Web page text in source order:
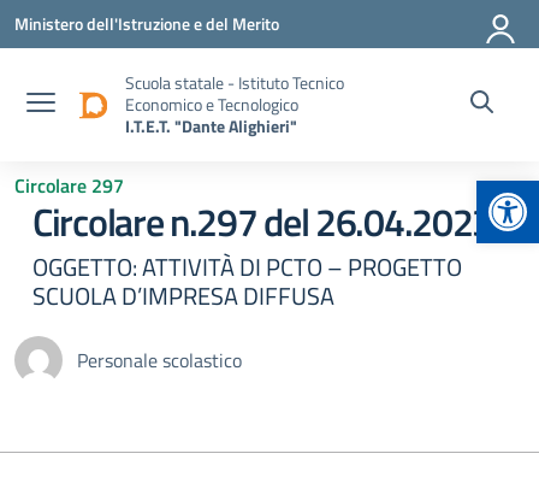
Vai ai contenuti
Vai al menu di navigazione
Vai al footer
Ministero dell'Istruzione e del Merito
Scuola statale - Istituto Tecnico
Economico e Tecnologico
I.T.E.T. "Dante Alighieri"
Circolare 297
Circolare n.297 del 26.04.2023
OGGETTO: ATTIVITÀ DI PCTO – PROGETTO
SCUOLA D’IMPRESA DIFFUSA
Personale scolastico